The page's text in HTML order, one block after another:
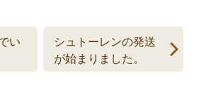
い
シュトーレンの発送
が始まりました。